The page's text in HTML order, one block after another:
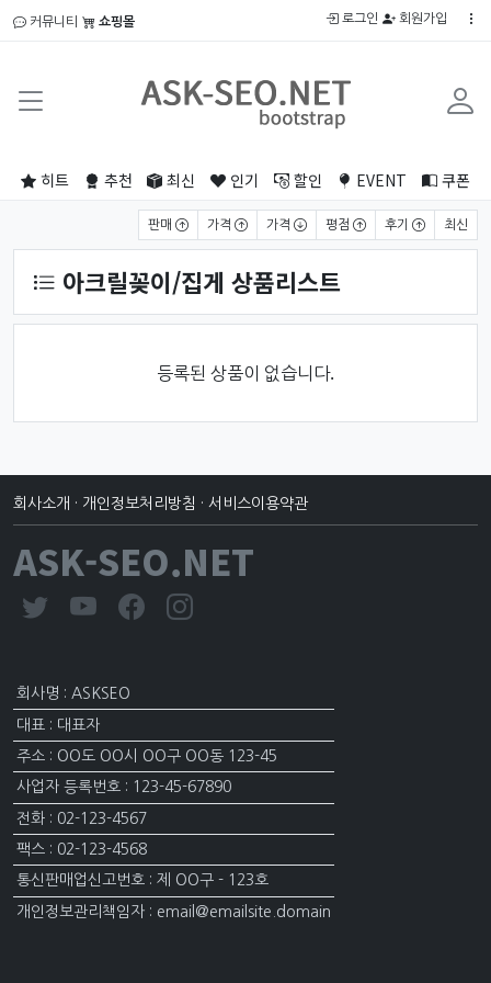
커뮤니티 쇼핑몰 로그인 회원가입
히트 추천 최신 인기 할인 EVENT 쿠폰
판매 가격 가격 평점 후기 최신
아크릴꽂이/집게 상품리스트
등록된 상품이 없습니다.
회사소개 · 개인정보처리방침 · 서비스이용약관
ASK-SEO.NET
회사명 : ASKSEO
대표 : 대표자
주소 : OO도 OO시 OO구 OO동 123-45
사업자 등록번호 : 123-45-67890
전화 : 02-123-4567
팩스 : 02-123-4568
통신판매업신고번호 : 제 OO구 - 123호
개인정보관리책임자 : email@emailsite.domain